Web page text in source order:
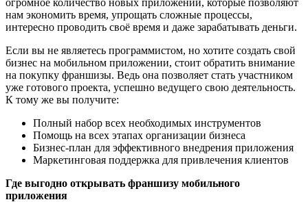
нам экономить время, упрощать сложные процессы,
интересно проводить своё время и даже зарабатывать деньги.
Если вы не являетесь программистом, но хотите создать свой
бизнес на мобильном приложении, стоит обратить внимание
на покупку франшизы. Ведь она позволяет стать участником
уже готового проекта, успешно ведущего свою деятельность.
К тому же вы получите:
Полный набор всех необходимых инструментов
Помощь на всех этапах организации бизнеса
Бизнес-план для эффективного внедрения приложения
Маркетинговая поддержка для привлечения клиентов
Где выгодно открывать франшизу мобильного
приложения